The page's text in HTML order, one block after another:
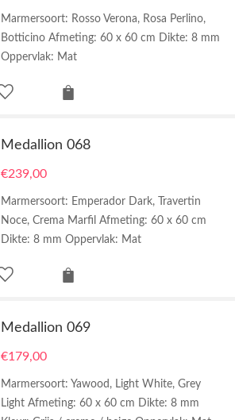
Marmersoort: Rosso Verona, Rosa Perlino,
Botticino Afmeting: 60 x 60 cm Dikte: 8 mm
Oppervlak: Mat
Medallion 068
€239,00
Marmersoort: Emperador Dark, Travertin
Noce, Crema Marfil Afmeting: 60 x 60 cm
Dikte: 8 mm Oppervlak: Mat
Medallion 069
€179,00
Marmersoort: Yawood, Light White, Grey
Light Afmeting: 60 x 60 cm Dikte: 8 mm